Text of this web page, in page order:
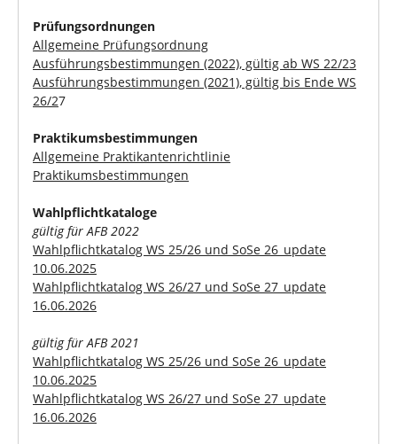
Prüfungsordnungen
Allgemeine Prüfungsordnung
Ausführungsbestimmungen (2022), gültig ab WS 22/23
Ausführungsbestimmungen (2021), gültig bis Ende WS
26/27
Praktikumsbestimmungen
Allgemeine Praktikantenrichtlinie
Praktikumsbestimmungen
Wahlpflichtkataloge
gültig für AFB 2022
Wahlpflichtkatalog WS 25/26 und SoSe 26_update
10.06.2025
Wahlpflichtkatalog WS 26/27 und SoSe 27_update
16.06.2026
gültig für AFB 2021
Wahlpflichtkatalog WS 25/26 und SoSe 26_update
10.06.2025
Wahlpflichtkatalog WS 26/27 und SoSe 27_update
16.06.2026